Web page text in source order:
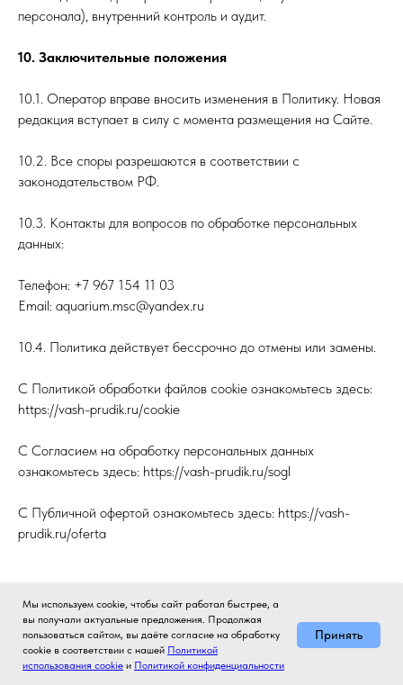
персонала), внутренний контроль и аудит.
10. Заключительные положения
10.1. Оператор вправе вносить изменения в Политику. Новая
редакция вступает в силу с момента размещения на Сайте.
10.2. Все споры разрешаются в соответствии с
законодательством РФ.
10.3. Контакты для вопросов по обработке персональных
данных:
Телефон: +7 967 154 11 03
Email: aquarium.msc@yandex.ru
10.4. Политика действует бессрочно до отмены или замены.
С Политикой обработки файлов cookie ознакомьтесь здесь:
https://vash-prudik.ru/cookie
С Согласием на обработку персональных данных
ознакомьтесь здесь: https://vash-prudik.ru/sogl
С Публичной офертой ознакомьтесь здесь: https://vash-
prudik.ru/oferta
Мы используем cookie, чтобы сайт работал быстрее, а
вы получали актуальные предложения. Продолжая
пользоваться сайтом, вы даёте согласие на обработку
cookie в соответствии с нашей Политикой
использования cookie и Политикой конфиденциальности
Принять
Made on